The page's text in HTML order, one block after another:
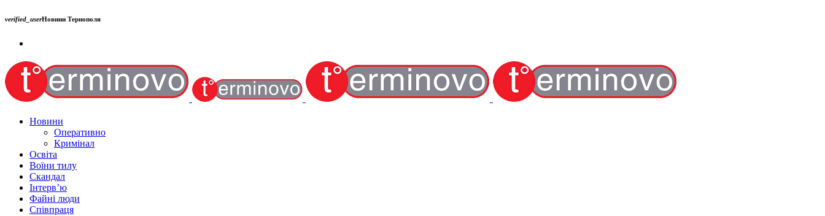
verified_userНовини Тернополя
Новини
Оперативно
Кримінал
Освіта
Воїни тилу
Скандал
Інтерв’ю
Файні люди
Співпраця